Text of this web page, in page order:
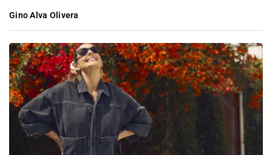
Gino Alva Olivera